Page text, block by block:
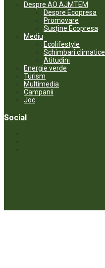
Despre AO AJMTEM
Despre Ecopresa
Promovare
Susține Ecopresa
Mediu
Ecolifestyle
Schimbari climatice
Atitudini
Energie verde
Turism
Multimedia
Campanii
Joc
Social